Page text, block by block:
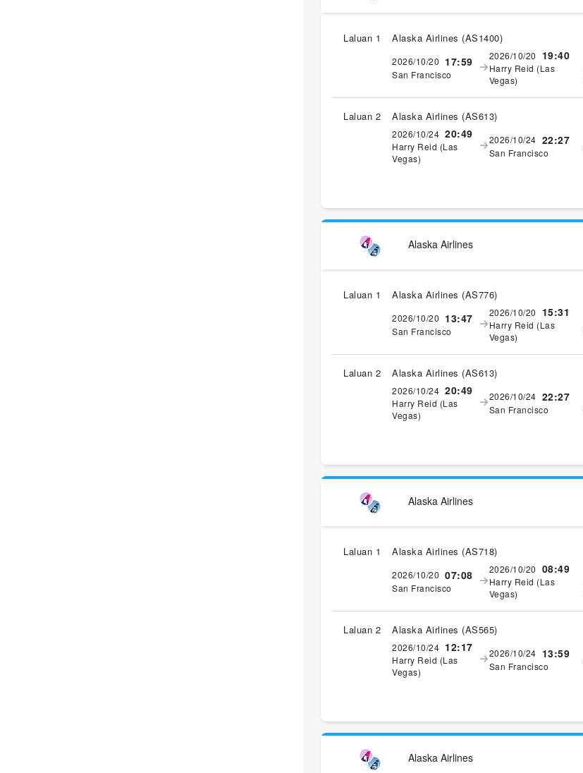
Laluan 1 Alaska Airlines (AS1400)
2026/10/20 17:59
San Francisco
2026/10/20 19:40
Harry Reid (Las
Vegas)
Laluan 2 Alaska Airlines (AS613)
2026/10/24 20:49
Harry Reid (Las
Vegas)
2026/10/24 22:27
San Francisco
Alaska Airlines
Laluan 1 Alaska Airlines (AS776)
2026/10/20 13:47
San Francisco
2026/10/20 15:31
Harry Reid (Las
Vegas)
Laluan 2 Alaska Airlines (AS613)
2026/10/24 20:49
Harry Reid (Las
Vegas)
2026/10/24 22:27
San Francisco
Alaska Airlines
Laluan 1 Alaska Airlines (AS718)
2026/10/20 07:08
San Francisco
2026/10/20 08:49
Harry Reid (Las
Vegas)
Laluan 2 Alaska Airlines (AS565)
2026/10/24 12:17
Harry Reid (Las
Vegas)
2026/10/24 13:59
San Francisco
Alaska Airlines